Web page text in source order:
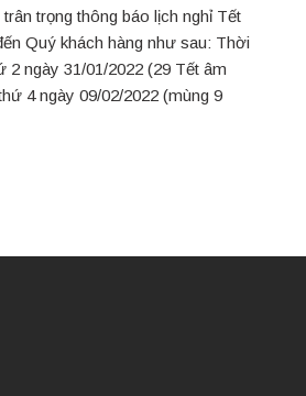
trọng thông báo lịch nghỉ Tết
Quý khách hàng như sau: Thời
2 ngày 31/01/2022 (29 Tết âm
4 ngày 09/02/2022 (mùng 9